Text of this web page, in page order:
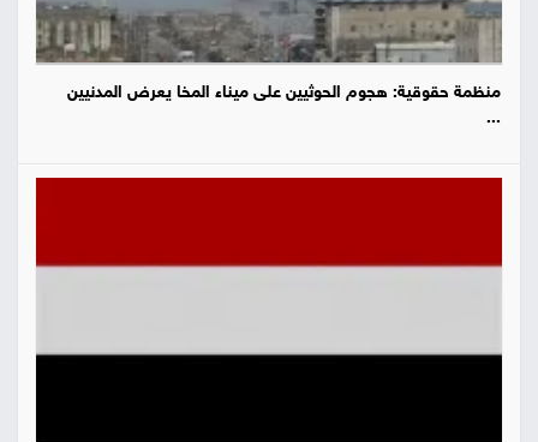
منظمة حقوقية: هجوم الحوثيين على ميناء المخا يعرض المدنيين
...